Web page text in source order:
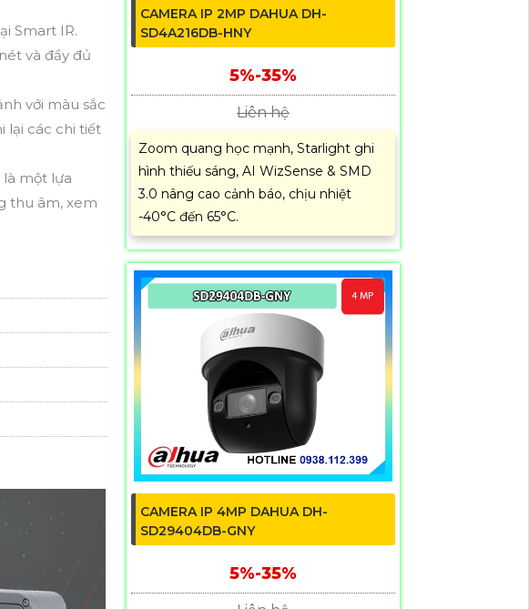
Smart IR.
và đầy đủ
với màu sắc
lại các chi tiết
là một lựa
thu âm, xem
CAMERA IP 2MP DAHUA DH-
SD4A216DB-HNY
5%-35%
Liên hệ
Zoom quang học mạnh, Starlight ghi
hình thiếu sáng, AI WizSense & SMD
3.0 nâng cao cảnh báo, chịu nhiệt
-40°C đến 65°C.
CAMERA IP 4MP DAHUA DH-
SD29404DB-GNY
5%-35%